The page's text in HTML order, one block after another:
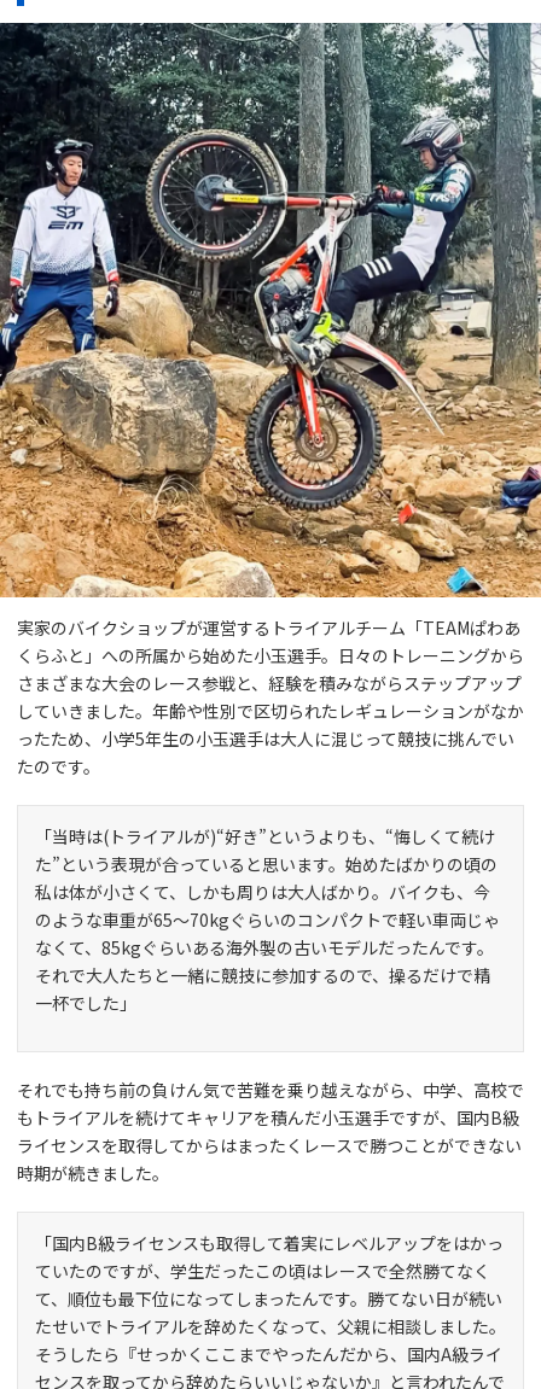
実家のバイクショップが運営するトライアルチーム「TEAMぱわあ
くらふと」への所属から始めた小玉選手。日々のトレーニングから
さまざまな大会のレース参戦と、経験を積みながらステップアップ
していきました。年齢や性別で区切られたレギュレーションがなか
ったため、小学5年生の小玉選手は大人に混じって競技に挑んでい
たのです。
「当時は(トライアルが)“好き”というよりも、“悔しくて続け
た”という表現が合っていると思います。始めたばかりの頃の
私は体が小さくて、しかも周りは大人ばかり。バイクも、今
のような車重が65〜70kgぐらいのコンパクトで軽い車両じゃ
なくて、85kgぐらいある海外製の古いモデルだったんです。
それで大人たちと一緒に競技に参加するので、操るだけで精
一杯でした」
それでも持ち前の負けん気で苦難を乗り越えながら、中学、高校で
もトライアルを続けてキャリアを積んだ小玉選手ですが、国内B級
ライセンスを取得してからはまったくレースで勝つことができない
時期が続きました。
「国内B級ライセンスも取得して着実にレベルアップをはかっ
ていたのですが、学生だったこの頃はレースで全然勝てなく
て、順位も最下位になってしまったんです。勝てない日が続い
たせいでトライアルを辞めたくなって、父親に相談しました。
そうしたら『せっかくここまでやったんだから、国内A級ライ
センスを取ってから辞めたらいいじゃないか』と言われたんで